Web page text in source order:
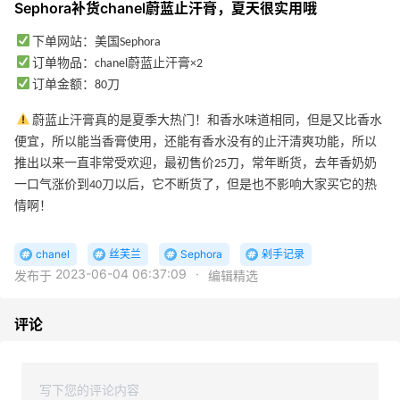
Sephora补货chanel蔚蓝止汗膏，夏天很实用哦
下单网站：美国Sephora
订单物品：chanel蔚蓝止汗膏×2
订单金额：80刀
蔚蓝止汗膏真的是夏季大热门！和香水味道相同，但是又比香水
便宜，所以能当香膏使用，还能有香水没有的止汗清爽功能，所以
推出以来一直非常受欢迎，最初售价25刀，常年断货，去年香奶奶
一口气涨价到40刀以后，它不断货了，但是也不影响大家买它的热
情啊！
chanel 丝芙兰 Sephora 剁手记录
发布于 2023-06-04 06:37:09 · 编辑精选
评论